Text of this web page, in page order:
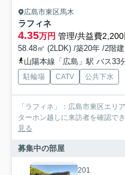
広島市東区馬木
ラフィネ
4.35万円 管理/共益費2,200
58.48㎡ (2LDK) /築20年 /2階建
山陽本線「広島」駅 バス33
駐輪場 CATV 公共下水
「ラフィネ」：広島市東区エリ
ターホン越しに来訪者を確認で
見る
募集中の部屋
201